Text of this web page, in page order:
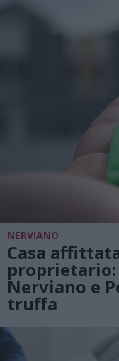
NERVIANO
Casa
proprietario:
Nerviano e
truffa